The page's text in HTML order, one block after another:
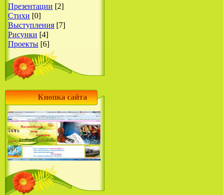
Презентации [2]
Стихи [0]
Выступления [7]
Рисунки [4]
Проекты [6]
Кнопка сайта